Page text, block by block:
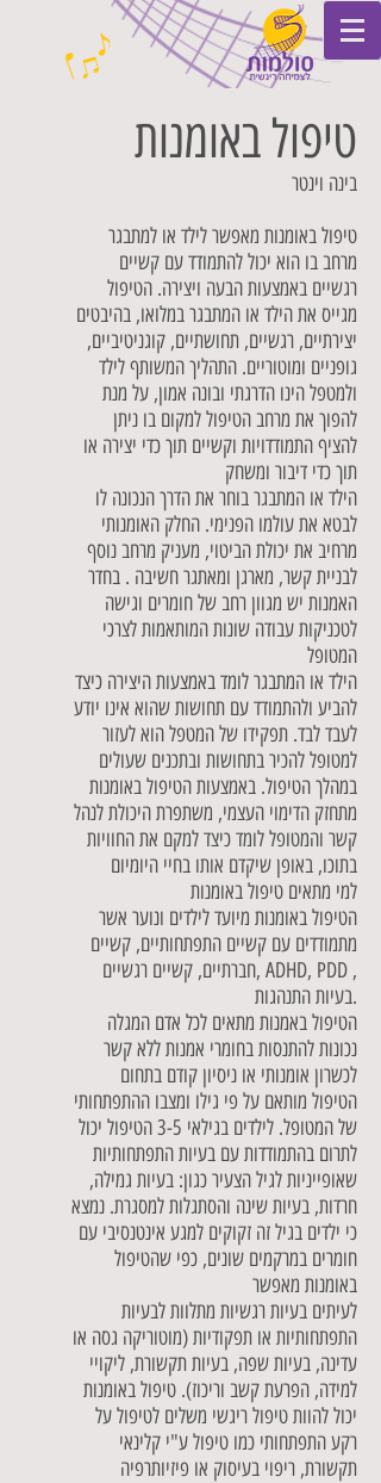
טיפול באומנות
בינה וינטר
טיפול באומנות מאפשר לילד או למתבגר
מרחב בו הוא יכול להתמודד עם קשיים
רגשיים באמצעות הבעה ויצירה. הטיפול
מגייס את הילד או המתבגר במלואו, בהיבטים
יצירתיים, רגשיים, תחושתיים, קוגניטיביים,
גופניים ומוטוריים. התהליך המשותף לילד
ולמטפל הינו הדרגתי ובונה אמון, על מנת
להפוך את מרחב הטיפול למקום בו ניתן
להציף התמודדויות וקשיים תוך כדי יצירה או
תוך כדי דיבור ומשחק
הילד או המתבגר בוחר את הדרך הנכונה לו
לבטא את עולמו הפנימי. החלק האומנותי
מרחיב את יכולת הביטוי, מעניק מרחב נוסף
לבניית קשר, מארגן ומאתגר חשיבה . בחדר
האמנות יש מגוון רחב של חומרים וגישה
לטכניקות עבודה שונות המותאמות לצרכי
המטופל
הילד או המתבגר לומד באמצעות היצירה כיצד
להביע ולהתמודד עם תחושות שהוא אינו יודע
לעבד לבד. תפקידו של המטפל הוא לעזור
למטופל להכיר בתחושות ובתכנים שעולים
במהלך הטיפול. באמצעות הטיפול באומנות
מתחזק הדימוי העצמי, משתפרת היכולת לנהל
קשר והמטופל לומד כיצד למקם את החוויות
בתוכו, באופן שיקדם אותו בחיי היומיום
למי מתאים טיפול באומנות
הטיפול באומנות מיועד לילדים ונוער אשר
מתמודדים עם קשיים התפתחותיים, קשיים
חברתיים, קשיים רגשיים, ADHD, PDD ,
בעיות התנהגות.
הטיפול באמנות מתאים לכל אדם המגלה
נכונות להתנסות בחומרי אמנות ללא קשר
לכשרון אומנותי או ניסיון קודם בתחום
הטיפול מותאם על פי גילו ומצבו ההתפתחותי
של המטופל. לילדים בגילאי 3-5 הטיפול יכול
לתרום בהתמודדות עם בעיות התפתחותיות
שאופייניות לגיל הצעיר כגון: בעיות גמילה,
חרדות, בעיות שינה והסתגלות למסגרת. נמצא
כי ילדים בגיל זה זקוקים למגע אינטנסיבי עם
חומרים במרקמים שונים, כפי שהטיפול
באומנות מאפשר
לעיתים בעיות רגשיות מתלוות לבעיות
התפתחותיות או תפקודיות (מוטוריקה גסה או
עדינה, בעיות שפה, בעיות תקשורת, ליקויי
למידה, הפרעת קשב וריכוז). טיפול באומנות
יכול להוות טיפול ריגשי משלים לטיפול על
רקע התפתחותי כמו טיפול ע"י קלינאי
תקשורת, ריפוי בעיסוק או פיזיותרפיה